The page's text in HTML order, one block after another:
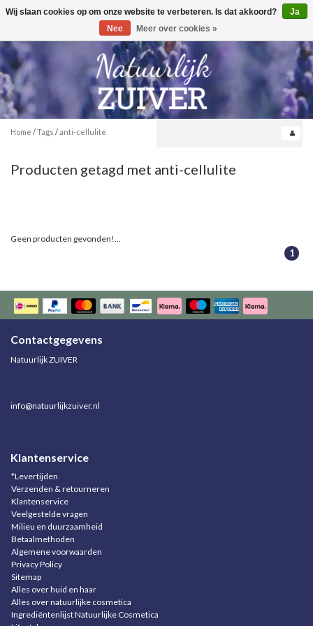
Toggle
0
Home /Tags /anti-cellulite
Producten getagd met anti-cellulite
Geen producten gevonden!...
1
Contactgegevens
Natuurlijk ZUIVER
info@natuurlijkzuiver.nl
Klantenservice
*Levertijden
Verzenden & retourneren
Klantenservice
Veelgestelde vragen
Milieu en duurzaamheid
Betaalmethoden
Algemene voorwaarden
Privacy Policy
Sitemap
Alles over huid en haar
Alles over natuurlijke cosmetica
Ingrediëntenlijst Natuurlijke Cosmetica
Wij slaan cookies op om onze website te verbeteren. Is dat akkoord?
Ja
Nee
Meer over cookies »